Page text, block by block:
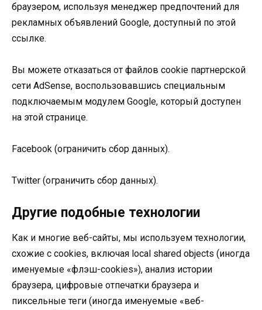
браузером, используя менеджер предпочтений для
рекламных объявлений Google, доступный по этой
ссылке.
Вы можете отказаться от файлов cookie партнерской
сети AdSense, воспользовавшись специальным
подключаемым модулем Google, который доступен
на этой странице.
Facebook (ограничить сбор данных).
Twitter (ограничить сбор данных).
Другие подобные технологии
Как и многие веб-сайты, мы используем технологии,
схожие с cookies, включая local shared objects (иногда
именуемые «флэш-cookies»), анализ истории
браузера, цифровые отпечатки браузера и
пиксельные теги (иногда именуемые «веб-